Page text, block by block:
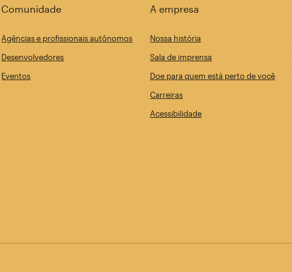
Comunidade
Agências e profissionais autônomos
Desenvolvedores
Eventos
A empresa
Nossa história
Sala de imprensa
Doe para quem está perto de você
Carreiras
Acessibilidade